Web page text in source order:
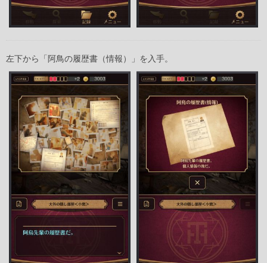
左下から「阿鳥の履歴書（情報）」を入手。